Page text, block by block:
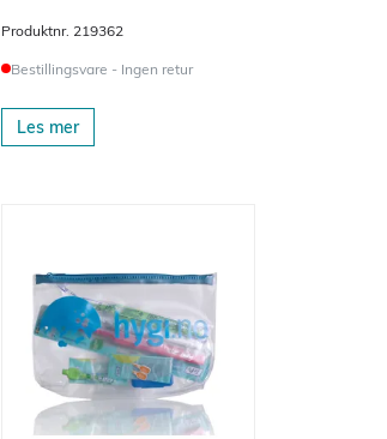
Produktnr. 219362
Bestillingsvare - Ingen retur
Les mer